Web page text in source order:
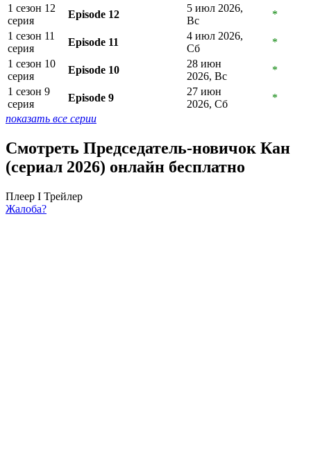
1 сезон 12
серия
Episode 12
5 июл 2026,
Вс
*
1 сезон 11
серия
Episode 11
4 июл 2026,
Сб
*
1 сезон 10
серия
Episode 10
28 июн
2026, Вс
*
1 сезон 9
серия
Episode 9
27 июн
2026, Сб
*
показать все серии
Смотреть Председатель-новичок Кан
(сериал 2026) онлайн бесплатно
Плеер I Трейлер
Жалоба?